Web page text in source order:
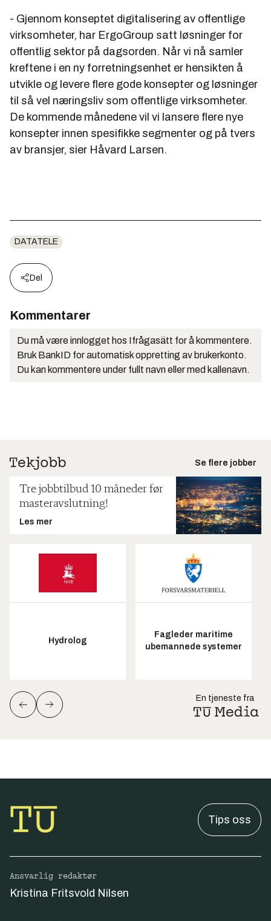
- Gjennom konseptet digitalisering av offentlige
virksomheter, har ErgoGroup satt løsninger for
offentlig sektor på dagsorden. Når vi nå samler
kreftene i en ny forretningsenhet er hensikten å
utvikle og levere flere gode konsepter og løsninger
til så vel næringsliv som offentlige virksomheter.
De kommende månedene vil vi lansere flere nye
konsepter innen spesifikke segmenter og på tvers
av bransjer, sier Håvard Larsen.
DATATELE
Del
Kommentarer
Du må være innlogget hos Ifrågasätt for å kommentere.
Bruk BankID for automatisk oppretting av brukerkonto.
Du kan kommentere under fullt navn eller med kallenavn.
Se flere jobber
Tre jobbtilbud 10 måneder før
masteravslutning!
Les mer
Hydrolog
Fagleder maritime
ubemannede systemer
En tjeneste fra
Tips oss
Ansvarlig redaktør
Kristina Fritsvold Nilsen